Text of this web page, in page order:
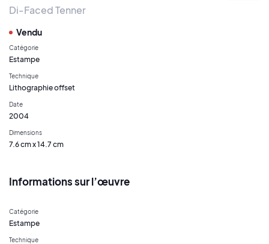
Di-Faced Tenner
Vendu
Catégorie
Estampe
Technique
Lithographie offset
Date
2004
Dimensions
7.6 cm x 14.7 cm
Informations sur l’œuvre
Catégorie
Estampe
Technique